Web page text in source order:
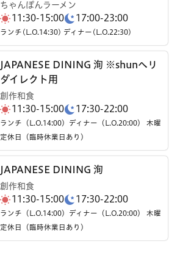
ちゃんぽんラーメン
11:30-15:00 17:00-23:00
ランチ(L.O.14:30) ディナー(L.O.22:30)
JAPANESE DINING 洵 ※shunへリ
ダイレクト用
創作和食
11:30-15:00 17:30-22:00
ランチ（L.O.14:00）ディナー（L.O.20:00） 木曜
定休日（臨時休業日あり）
JAPANESE DINING 洵
創作和食
11:30-15:00 17:30-22:00
ランチ（L.O.14:00）ディナー（L.O.20:00） 木曜
定休日（臨時休業日あり）